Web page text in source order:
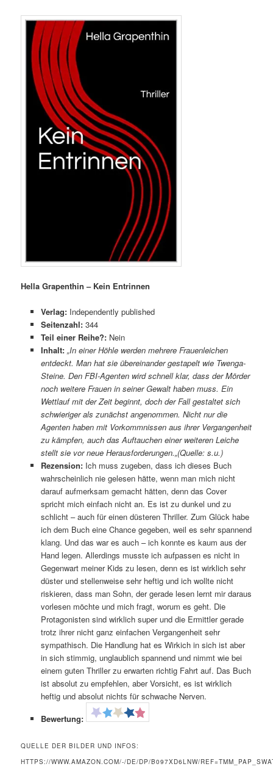
Hella Grapenthin – Kein Entrinnen
Verlag:Independently published
Seitenzahl: 344
Teil einer Reihe?:Nein
Inhalt: „In einer Höhle werden mehrere Frauenleichen
entdeckt. Man hat sie übereinander gestapelt wie Twenga-
Steine. Den FBI-Agenten wird schnell klar, dass der Mörder
noch weitere Frauen in seiner Gewalt haben muss. Ein
Wettlauf mit der Zeit beginnt, doch der Fall gestaltet sich
schwieriger als zunächst angenommen. Nicht nur die
Agenten haben mit Vorkommnissen aus ihrer Vergangenheit
zu kämpfen, auch das Auftauchen einer weiteren Leiche
stellt sie vor neue Herausforderungen.„(Quelle: s.u.)
Rezension: Ich muss zugeben, dass ich dieses Buch
wahrscheinlich nie gelesen hätte, wenn man mich nicht
darauf aufmerksam gemacht hätten, denn das Cover
spricht mich einfach nicht an. Es ist zu dunkel und zu
schlicht – auch für einen düsteren Thriller. Zum Glück habe
ich dem Buch eine Chance gegeben, weil es sehr spannend
klang. Und das war es auch – ich konnte es kaum aus der
Hand legen. Allerdings musste ich aufpassen es nicht in
Gegenwart meiner Kids zu lesen, denn es ist wirklich sehr
düster und stellenweise sehr heftig und ich wollte nicht
riskieren, dass man Sohn, der gerade lesen lernt mir daraus
vorlesen möchte und mich fragt, worum es geht. Die
Protagonisten sind wirklich super und die Ermittler gerade
trotz ihrer nicht ganz einfachen Vergangenheit sehr
sympathisch. Die Handlung hat es Wirkich in sich ist aber
in sich stimmig, unglaublich spannend und nimmt wie bei
einem guten Thriller zu erwarten richtig Fahrt auf. Das Buch
ist absolut zu empfehlen, aber Vorsicht, es ist wirklich
heftig und absolut nichts für schwache Nerven.
Bewertung:
QUELLE DER BILDER UND INFOS:
HTTPS://WWW.AMAZON.COM/-/DE/DP/B097XD6LNW/